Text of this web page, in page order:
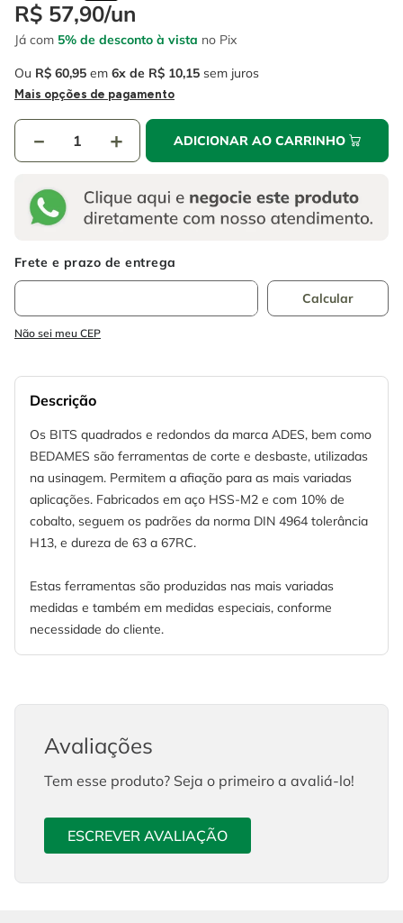
R$ 57,90/un
Já com 5% de desconto à vista no Pix
Ou R$ 60,95 em 6 R$ 10,15 sem juros
Mais opções de pagamento
＋
－ ADICIONAR AO CARRINHO
Não sei meu CEP
Descrição
Os BITS quadrados e redondos da marca ADES, bem como
BEDAMES são ferramentas de corte e desbaste, utilizadas
na usinagem. Permitem a afiação para as mais variadas
aplicações. Fabricados em aço HSS-M2 e com 10% de
cobalto, seguem os padrões da norma DIN 4964 tolerância
H13, e dureza de 63 a 67RC.
Estas ferramentas são produzidas nas mais variadas
medidas e também em medidas especiais, conforme
necessidade do cliente.
Avaliações
Tem esse produto? Seja o primeiro a avaliá-lo!
ESCREVER AVALIAÇÃO
6 fio
7º chave impacto
8º disco corte
serra copo
º escada
º serra circular
º fio
disco corte
serra copo